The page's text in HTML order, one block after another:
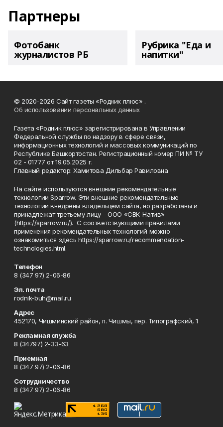
Партнеры
Фотобанк
журналистов РБ
Рубрика "Еда и
напитки"
© 2020-2026 Сайт газеты «Родник плюс» .
Об использовании персональных данных
Газета «Родник плюс» зарегистрирована в Управлении
Федеральной службы по надзору в сфере связи,
информационных технологий и массовых коммуникаций по
Республике Башкортостан. Регистрационный номер ПИ № ТУ
02 - 01777 от 19.05.2025 г.
Главный редактор: Хамитова Дильбар Равиловна
На сайте используются внешние рекомендательные
технологии Sparrow. Эти внешние рекомендательные
технологии внедрены владельцем сайта, но разработаны и
принадлежат третьему лицу – ООО «СВК-Натив»
(https://sparrow.ru/). С соответствующими правилами
применения рекомендательных технологий можно
ознакомиться здесь https://sparrow.ru/recommendation-
technologies.html.
Телефон
8 (347 97) 2-06-86
Эл. почта
rodnik-buh@mail.ru
Адрес
452170, Чишминский район, п. Чишмы, пер. Типографский, 1
Рекламная служба
8 (34797) 2-33-63
Приемная
8 (347 97) 2-06-86
Сотрудничество
8 (347 97) 2-06-86